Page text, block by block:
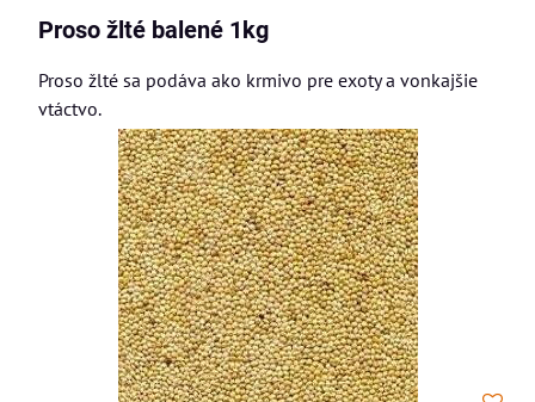
Proso žlté balené 1kg
Proso žlté sa podáva ako krmivo pre exoty a vonkajšie
vtáctvo.